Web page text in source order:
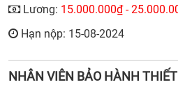
Lương: 15.000.000₫ -
Hạn nộp: 15-08-2024
NHÂN VIÊN BẢO HÀNH